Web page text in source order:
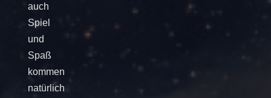
auch
Spiel
und
Spaß
kommen
natürlich